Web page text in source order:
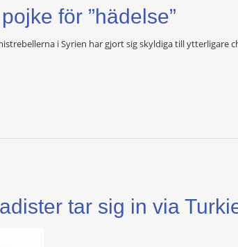
för ”hädelse”
i Syrien har gjort sig skyldiga till
tar sig in via